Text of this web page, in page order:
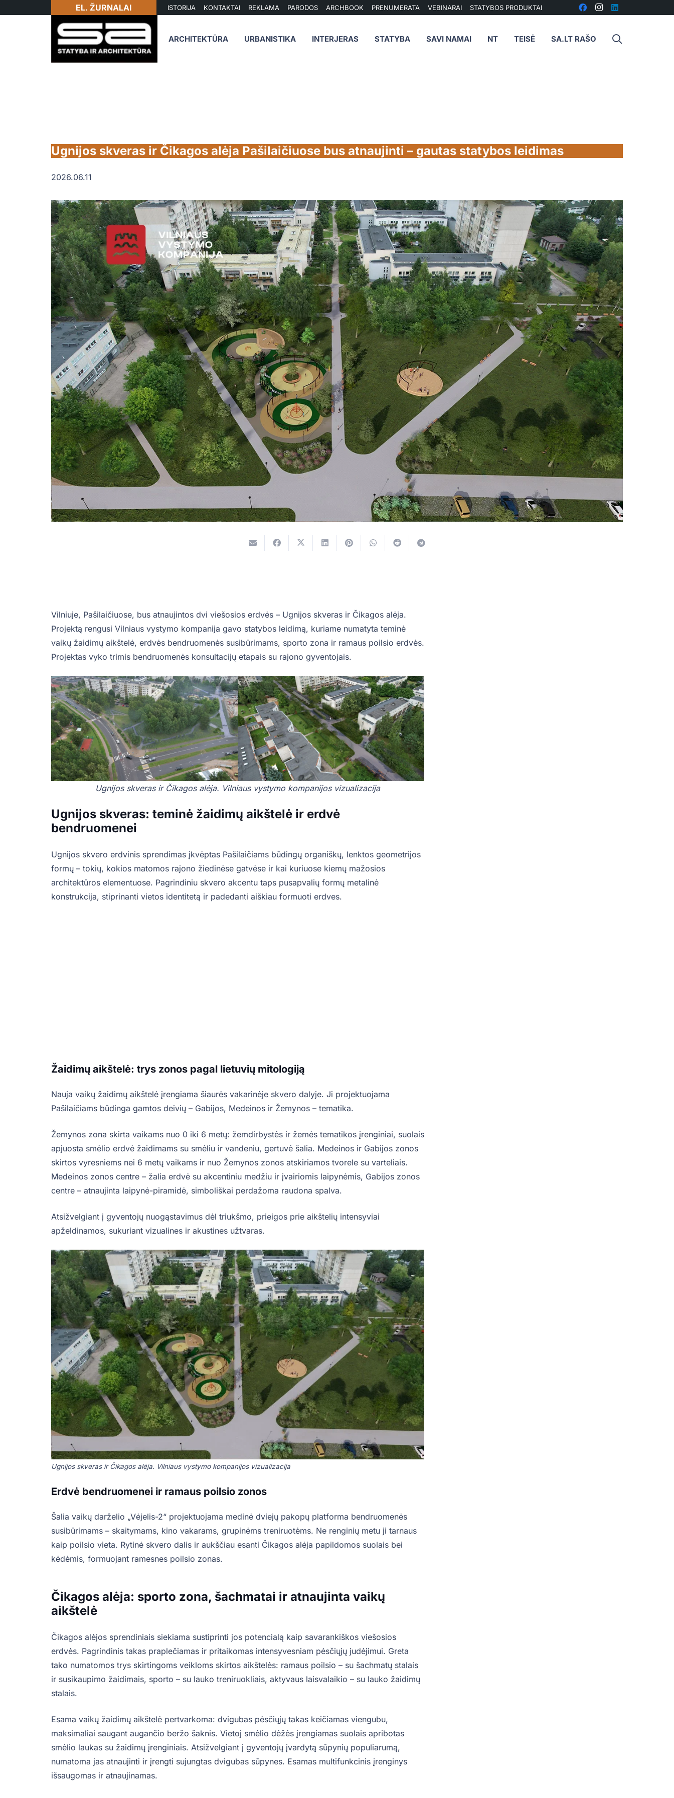
EL. ŽURNALAI ISTORIJA KONTAKTAI REKLAMA PARODOS ARCHBOOK PRENUMERATA VEBINARAI STATYBOS PRODUKTAI
ARCHITEKTŪRA URBANISTIKA INTERJERAS STATYBA SAVI NAMAI NT TEISĖ SA.LT RAŠO
Ugnijos skveras ir Čikagos alėja Pašilaičiuose bus atnaujinti – gautas statybos leidimas
2026.06.11
Vilniuje, Pašilaičiuose, bus atnaujintos dvi viešosios erdvės – Ugnijos skveras ir Čikagos alėja.
Projektą rengusi Vilniaus vystymo kompanija gavo statybos leidimą, kuriame numatyta teminė
vaikų žaidimų aikštelė, erdvės bendruomenės susibūrimams, sporto zona ir ramaus poilsio erdvės.
Projektas vyko trimis bendruomenės konsultacijų etapais su rajono gyventojais.
Ugnijos skveras ir Čikagos alėja. Vilniaus vystymo kompanijos vizualizacija
Ugnijos skveras: teminė žaidimų aikštelė ir erdvė
bendruomenei
Ugnijos skvero erdvinis sprendimas įkvėptas Pašilaičiams būdingų organiškų, lenktos geometrijos
formų – tokių, kokios matomos rajono žiedinėse gatvėse ir kai kuriuose kiemų mažosios
architektūros elementuose. Pagrindiniu skvero akcentu taps pusapvalių formų metalinė
konstrukcija, stiprinanti vietos identitetą ir padedanti aiškiau formuoti erdves.
Žaidimų aikštelė: trys zonos pagal lietuvių mitologiją
Nauja vaikų žaidimų aikštelė įrengiama šiaurės vakarinėje skvero dalyje. Ji projektuojama
Pašilaičiams būdinga gamtos deivių – Gabijos, Medeinos ir Žemynos – tematika.
Žemynos zona skirta vaikams nuo 0 iki 6 metų: žemdirbystės ir žemės tematikos įrenginiai, suolais
apjuosta smėlio erdvė žaidimams su smėliu ir vandeniu, gertuvė šalia. Medeinos ir Gabijos zonos
skirtos vyresniems nei 6 metų vaikams ir nuo Žemynos zonos atskiriamos tvorele su varteliais.
Medeinos zonos centre – žalia erdvė su akcentiniu medžiu ir įvairiomis laipynėmis, Gabijos zonos
centre – atnaujinta laipynė-piramidė, simboliškai perdažoma raudona spalva.
Atsižvelgiant į gyventojų nuogąstavimus dėl triukšmo, prieigos prie aikštelių intensyviai
apželdinamos, sukuriant vizualines ir akustines užtvaras.
Ugnijos skveras ir Čikagos alėja. Vilniaus vystymo kompanijos vizualizacija
Erdvė bendruomenei ir ramaus poilsio zonos
Šalia vaikų darželio „Vėjelis-2“ projektuojama medinė dviejų pakopų platforma bendruomenės
susibūrimams – skaitymams, kino vakarams, grupinėms treniruotėms. Ne renginių metu ji tarnaus
kaip poilsio vieta. Rytinė skvero dalis ir aukščiau esanti Čikagos alėja papildomos suolais bei
kėdėmis, formuojant ramesnes poilsio zonas.
Čikagos alėja: sporto zona, šachmatai ir atnaujinta vaikų
aikštelė
Čikagos alėjos sprendiniais siekiama sustiprinti jos potencialą kaip savarankiškos viešosios
erdvės. Pagrindinis takas praplečiamas ir pritaikomas intensyvesniam pėsčiųjų judėjimui. Greta
tako numatomos trys skirtingoms veikloms skirtos aikštelės: ramaus poilsio – su šachmatų stalais
ir susikaupimo žaidimais, sporto – su lauko treniruokliais, aktyvaus laisvalaikio – su lauko žaidimų
stalais.
Esama vaikų žaidimų aikštelė pertvarkoma: dvigubas pėsčiųjų takas keičiamas viengubu,
maksimaliai saugant augančio beržo šaknis. Vietoj smėlio dėžės įrengiamas suolais apribotas
smėlio laukas su žaidimų įrenginiais. Atsižvelgiant į gyventojų įvardytą sūpynių populiarumą,
numatoma jas atnaujinti ir įrengti sujungtas dvigubas sūpynes. Esamas multifunkcinis įrenginys
išsaugomas ir atnaujinamas.